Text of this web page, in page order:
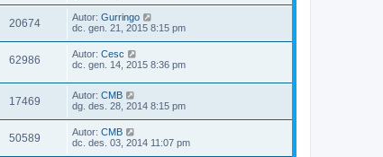
20674 Autor: Gurringo
dc. gen. 21, 2015 8:15 pm
62986 Autor: Cesc
dc. gen. 14, 2015 8:36 pm
17469 Autor: CMB
dg. des. 28, 2014 8:15 pm
50589 Autor: CMB
dc. des. 03, 2014 11:07 pm